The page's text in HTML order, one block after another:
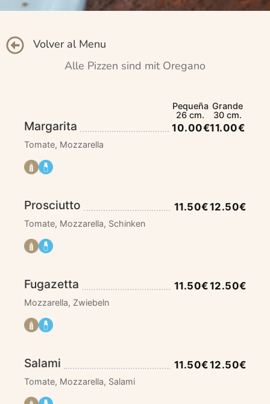
Volver al Menu
Alle Pizzen sind mit Oregano
Margarita
Pequeña
26 cm.
Grande
30 cm.
10.00€11.00€
Tomate, Mozzarella
Prosciutto 11.50€12.50€
Tomate, Mozzarella, Schinken
Fugazetta 11.50€12.50€
Mozzarella, Zwiebeln
Salami 11.50€12.50€
Tomate, Mozzarella, Salami